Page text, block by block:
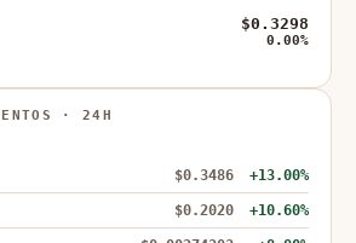
$0.3298
0.00%
· 24H
$0.3486 +13.00%
$0.2020 +10.60%